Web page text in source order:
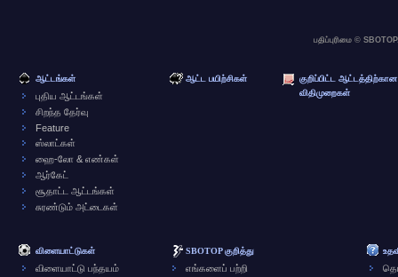
பதிப்புரிமை ©
ஆட்டங்கள்
புதிய ஆட்டங்கள்
சிறந்த தேர்வு
Feature
ஸ்லாட்கள்
ஹை-லோ & எண்கள்
ஆர்கேட்
சூதாட்ட ஆட்டங்கள்
சுரண்டும் அட்டைகள்
ஆட்ட பயிற்சிகள்
குறிப்பிட்ட
விதிமுறைகள்
விளையாட்டுகள்
விளையாட்டு பந்தயம்
SBOTOP குறித்து
எங்களைப் பற்றி